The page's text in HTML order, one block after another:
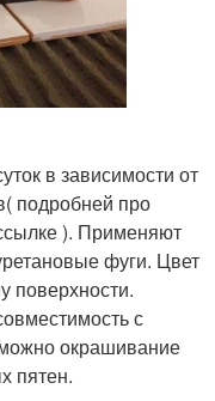
в зависимости от
подробней про
). Применяют
фуги. Цвет
поверхности.
с
окрашивание
пятен.